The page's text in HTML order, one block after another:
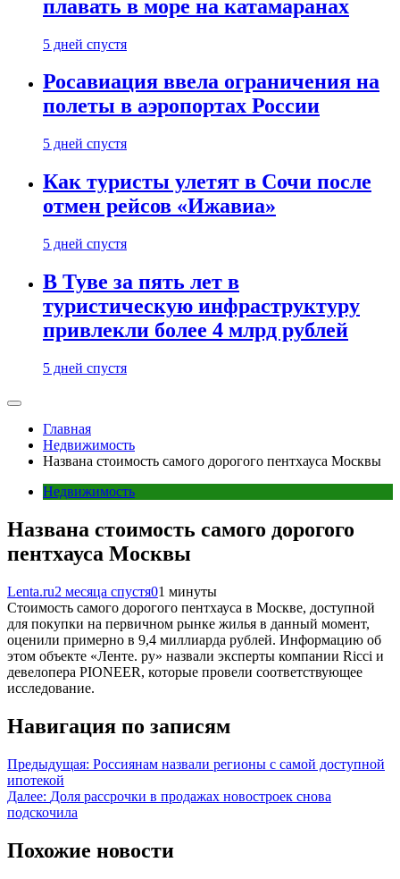
плавать в море на катамаранах
5 дней спустя
Росавиация ввела ограничения на
полеты в аэропортах России
5 дней спустя
Как туристы улетят в Сочи после
отмен рейсов «Ижавиа»
5 дней спустя
В Туве за пять лет в
туристическую инфраструктуру
привлекли более 4 млрд рублей
5 дней спустя
Главная
Недвижимость
Названа стоимость самого дорогого пентхауса Москвы
Недвижимость
Названа стоимость самого дорогого
пентхауса Москвы
Lenta.ru2 месяца спустя01 минуты
Стоимость самого дорогого пентхауса в Москве, доступной
для покупки на первичном рынке жилья в данный момент,
оценили примерно в 9,4 миллиарда рублей. Информацию об
этом объекте «Ленте. ру» назвали эксперты компании Ricci и
девелопера PIONEER, которые провели соответствующее
исследование.
Навигация по записям
Предыдущая: Россиянам назвали регионы с самой доступной
ипотекой
Далее: Доля рассрочки в продажах новостроек снова
подскочила
Похожие новости